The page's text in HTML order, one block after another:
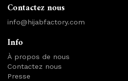
Contactez nous
info@hijabfactory.com
Info
À propos de nous
Contactez nous
Presse